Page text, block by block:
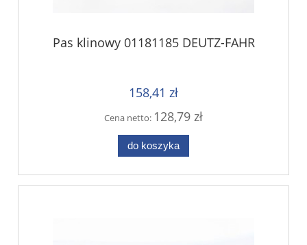
Pas klinowy 01181185 DEUTZ-FAHR
158,41 zł
Cena netto: 128,79 zł
do koszyka